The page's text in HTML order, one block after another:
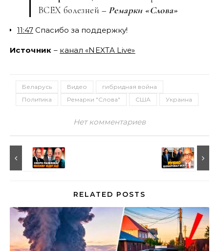
ВСЕХ болезней – Ремарки «Слова»
11:47 Спасибо за поддержку!
Источник – канал «NEXTA Live»
Беларусь Видео
гибридная война
Политика
Ремарки "Слова" США Украина
Нет комментариев
RELATED POSTS